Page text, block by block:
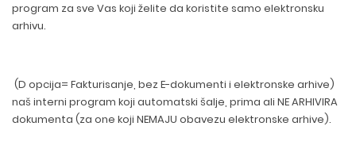
program za sve Vas koji želite da koristite samo elektronsku
arhivu.
(D opcija= Fakturisanje, bez E-dokumenti i elektronske arhive)
naš interni program koji automatski šalje, prima ali NE ARHIVIRA
dokumenta (za one koji NEMAJU obavezu elektronske arhive).